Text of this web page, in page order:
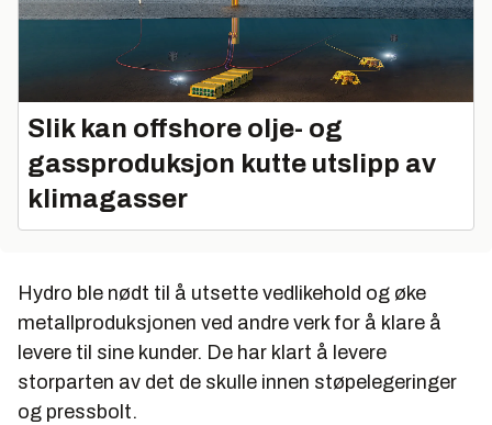
Slik kan offshore olje- og
gassproduksjon kutte utslipp av
klimagasser
Hydro ble nødt til å utsette vedlikehold og øke
metallproduksjonen ved andre verk for å klare å
levere til sine kunder. De har klart å levere
storparten av det de skulle innen støpelegeringer
og pressbolt.